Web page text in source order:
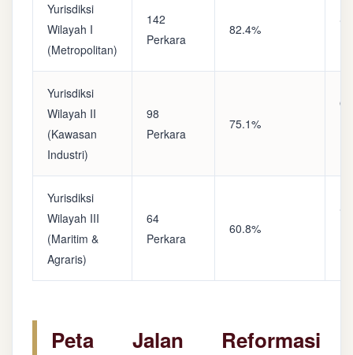
Yurisdiksi
Wilayah I
(Metropolitan)
142
Perkara
82.4%
Yurisdiksi
Wilayah II
(Kawasan
Industri)
98
Perkara
75.1%
Yurisdiksi
Wilayah III
(Maritim &
Agraris)
64
Perkara
60.8%
Peta Jalan Reformasi